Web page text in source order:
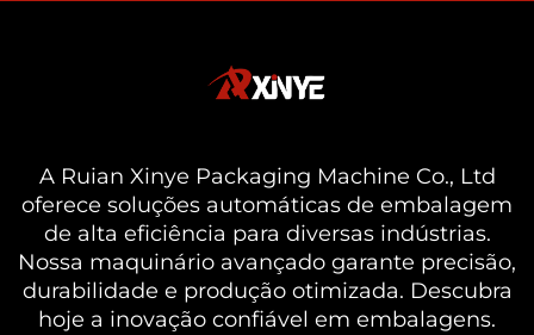
A Ruian Xinye Packaging Machine Co., Ltd
oferece soluções automáticas de embalagem
de alta eficiência para diversas indústrias.
Nossa maquinário avançado garante precisão,
durabilidade e produção otimizada. Descubra
hoje a inovação confiável em embalagens.